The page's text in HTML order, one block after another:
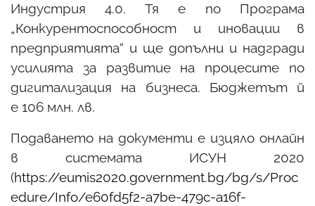
Индустрия 4.0. Тя е по Програма
„Конкурентоспособност и иновации в
предприятията“ и ще допълни и надгради
усилията за развитие на процесите по
дигитализация на бизнеса. Бюджетът й
е 106 млн. лв.
Подаването на документи е изцяло онлайн
в системата ИСУН 2020
(https://eumis2020.government.bg/bg/s/Proc
edure/Info/e60fd5f2-a7be-479c-a16f-